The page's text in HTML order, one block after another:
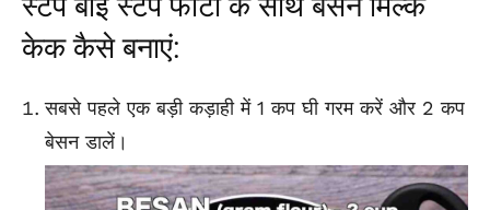
केक कैसे बनाएं:
सबसे पहले एक बड़ी कड़ाही में 1 कप घी गरम करें और 2 कप
बेसन डालें।